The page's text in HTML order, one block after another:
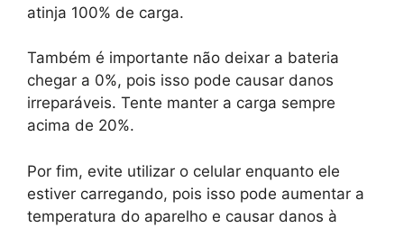
atinja 100% de carga.
Também é importante não deixar a bateria
chegar a 0%, pois isso pode causar danos
irreparáveis. Tente manter a carga sempre
acima de 20%.
Por fim, evite utilizar o celular enquanto ele
estiver carregando, pois isso pode aumentar a
temperatura do aparelho e causar danos à